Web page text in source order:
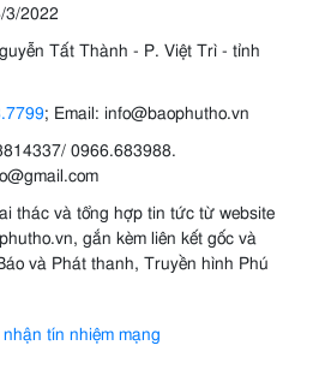
3/2022
Tất Thành - P. Việt Trì - tỉnh
; Email: info@baophutho.vn
0966.683988.
thác và tổng hợp tin tức từ website
gắn kèm liên kết gốc và
và Phát thanh, Truyền hình Phú